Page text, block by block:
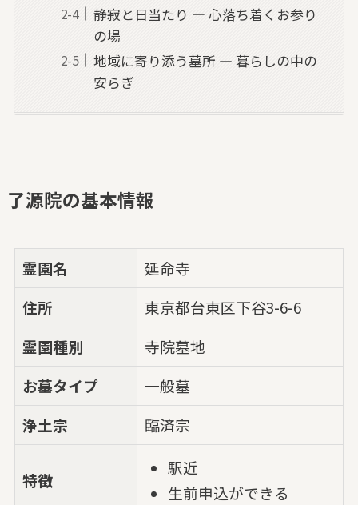
静寂と日当たり — 心落ち着くお参り
の場
地域に寄り添う墓所 — 暮らしの中の
安らぎ
了源院の基本情報
霊園名
延命寺
住所
東京都台東区下谷3-6-6
霊園種別
寺院墓地
お墓タイプ
一般墓
浄土宗
臨済宗
特徴
駅近
生前申込ができる